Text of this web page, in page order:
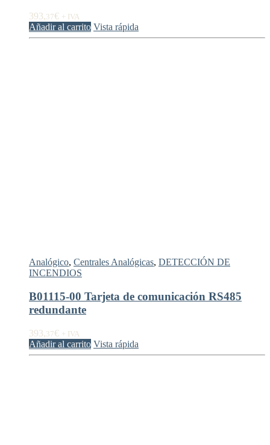
393,37€ + IVA
Añadir al carrito Vista rápida
Analógico, Centrales Analógicas, DETECCIÓN DE
INCENDIOS
B01115-00 Tarjeta de comunicación RS485
redundante
393,37€ + IVA
Añadir al carrito Vista rápida